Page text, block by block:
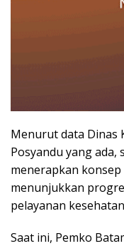
Menurut data Dinas
Posyandu yang ada,
menerapkan konsep
menunjukkan
pelayanan
Saat ini, Pemko